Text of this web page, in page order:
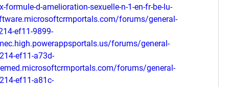
formule-d-amelioration-sexuelle-n-1-en-fr-be-lu-
forums/general-
ef11-9899-
forums/general-
ef11-a73d-
forums/general-
ef11-a81c-